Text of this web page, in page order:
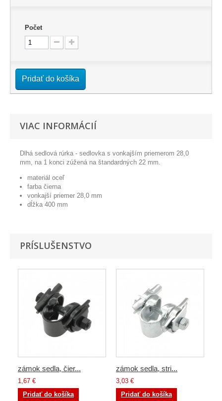
Počet
Pridať do košíka
VIAC INFORMÁCIÍ
Dlhá sedlová rúrka - sedlovka s vonkajším priemerom 28,0
mm, na 1 konci zúžená na štandardných 22 mm.
materiál oceľ
farba čierna
vonkajší priemer 28,0 mm
dĺžka 400 mm
PRÍSLUŠENSTVO
zámok sedla, čier...
1,67 €
Pridať do košíka
zámok sedla, stri...
3,03 €
Pridať do košíka